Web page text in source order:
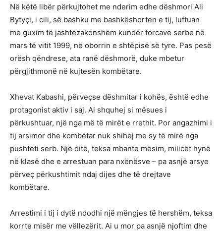
Në këtë libër përkujtohet me nderim edhe dëshmori Ali
Bytyçi, i cili, së bashku me bashkëshorten e tij, luftuan
me guxim të jashtëzakonshëm kundër forcave serbe në
mars të vitit 1999, në oborrin e shtëpisë së tyre. Pas pesë
orësh qëndrese, ata ranë dëshmorë, duke mbetur
përgjithmonë në kujtesën kombëtare.
Xhevat Kabashi, përveçse dëshmitar i kohës, është edhe
protagonist aktiv i saj. Ai shquhej si mësues i
përkushtuar, një nga më të mirët e rrethit. Por angazhimi i
tij arsimor dhe kombëtar nuk shihej me sy të mirë nga
pushteti serb. Një ditë, teksa mbante mësim, milicët hynë
në klasë dhe e arrestuan para nxënësve – pa asnjë arsye
përveç përkushtimit ndaj dijes dhe të drejtave
kombëtare.
Arrestimi i tij i dytë ndodhi një mëngjes të hershëm, teksa
korrte misër me vëllezërit. Ai u mor pa asnjë njoftim dhe